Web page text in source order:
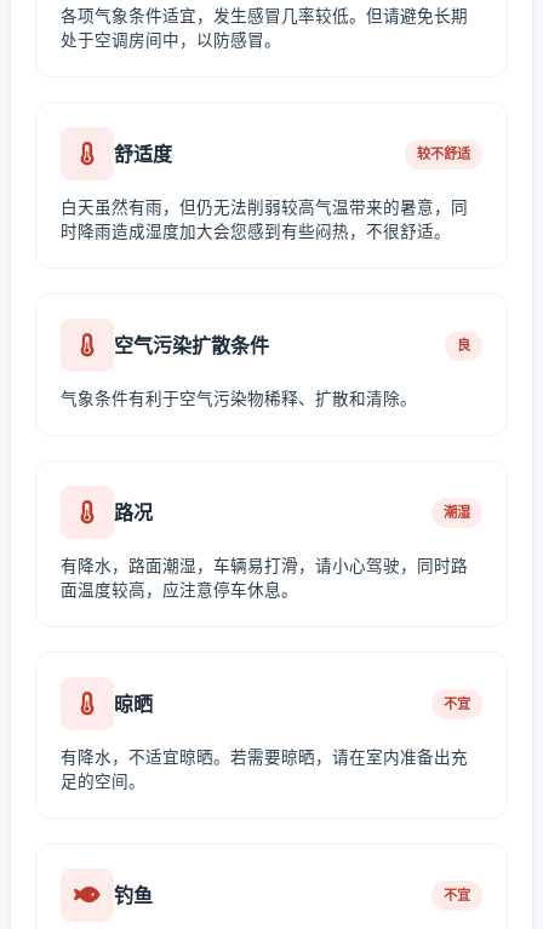
各项气象条件适宜，发生感冒几率较低。但请避免长期
处于空调房间中，以防感冒。
舒适度 较不舒适
白天虽然有雨，但仍无法削弱较高气温带来的暑意，同
时降雨造成湿度加大会您感到有些闷热，不很舒适。
空气污染扩散条件 良
气象条件有利于空气污染物稀释、扩散和清除。
路况 潮湿
有降水，路面潮湿，车辆易打滑，请小心驾驶，同时路
面温度较高，应注意停车休息。
晾晒 不宜
有降水，不适宜晾晒。若需要晾晒，请在室内准备出充
足的空间。
钓鱼 不宜